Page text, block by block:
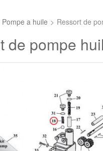
Pompe a huile > Ressort de
de pompe